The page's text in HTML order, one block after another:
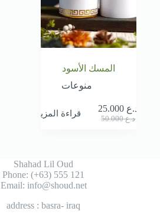
المسك الأسود
منوعات
د.ع50.000 السعر
د.ع 25.000
السعر
قراءة المزيد
Shahad Lil Oud
Phone: (+63) 555 121
Email: info@shoud.net
address : basra- iraq